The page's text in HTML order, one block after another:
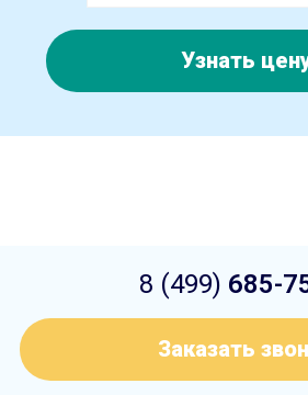
Узнать
8 (499) 685-
Заказать